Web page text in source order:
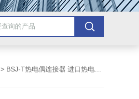
> BSJ-T热电偶连接器 进口热电偶连接器 OMEGA插头插座